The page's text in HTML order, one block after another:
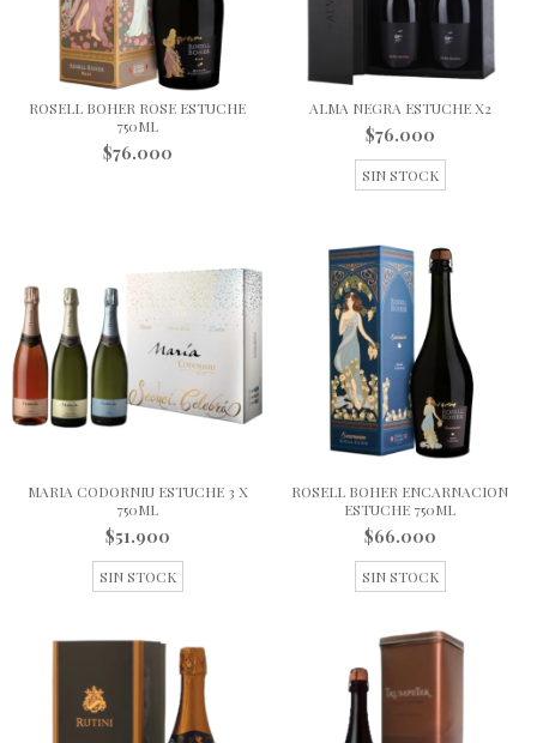
ROSELL BOHER ROSE ESTUCHE
750ML
$76.000
ALMA NEGRA ESTUCHE X2
$76.000
SIN STOCK
MARIA CODORNIU ESTUCHE 3 X
750ML
$51.900
SIN STOCK
ROSELL BOHER ENCARNACION
ESTUCHE 750ML
$66.000
SIN STOCK